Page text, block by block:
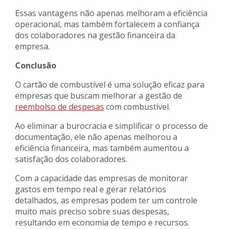
Essas vantagens não apenas melhoram a eficiência
operacional, mas também fortalecem a confiança
dos colaboradores na gestão financeira da
empresa.
Conclusão
O cartão de combustível é uma solução eficaz para
empresas que buscam melhorar a gestão de
reembolso de despesas com combustível.
Ao eliminar a burocracia e simplificar o processo de
documentação, ele não apenas melhorou a
eficiência financeira, mas também aumentou a
satisfação dos colaboradores.
Com a capacidade das empresas de monitorar
gastos em tempo real e gerar relatórios
detalhados, as empresas podem ter um controle
muito mais preciso sobre suas despesas,
resultando em economia de tempo e recursos.